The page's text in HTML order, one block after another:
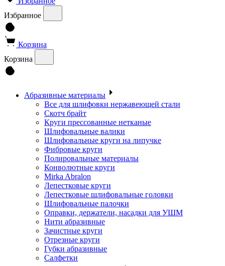
Избранное
Корзина
Корзина
Абразивные материалы
Все для шлифовки нержавеющей стали
Скотч брайт
Круги прессованные нетканые
Шлифовальные валики
Шлифовальные круги на липучке
Фибровые круги
Полировальные материалы
Конволютные круги
Mirka Abralon
Лепестковые круги
Лепестковые шлифовальные головки
Шлифовальные палочки
Оправки, держатели, насадки для УШМ
Нити абразивные
Зачистные круги
Отрезные круги
Губки абразивные
Салфетки